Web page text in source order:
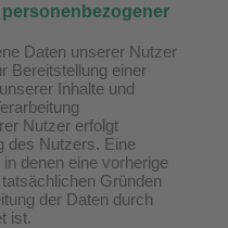
Daten unserer Nutzer
Bereitstellung einer
Inhalte und
Nutzer erfolgt
des Nutzers. Eine
denen eine vorherige
Gründen
der Daten durch
ist.